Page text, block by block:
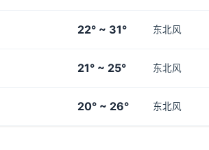
22° ~ 31° 东北风
21° ~ 25° 东北风
20° ~ 26° 东北风